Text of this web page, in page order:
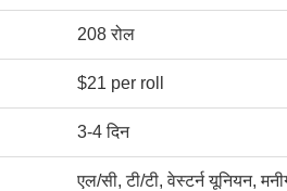
208 रोल
$21 per roll
3-4 दिन
एल/सी, टी/टी, वेस्टर्न यूनियन,